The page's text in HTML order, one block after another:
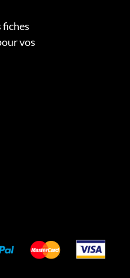
vos